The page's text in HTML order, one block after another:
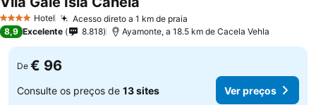
4 EstrelasHotel Acesso direto a 1 km de praia
8,9 Excelente 8.818 Ayamonte, a 18.5 km de Cacela Vehla
De € 96
Consulte os preços de 13 sites Ver preços